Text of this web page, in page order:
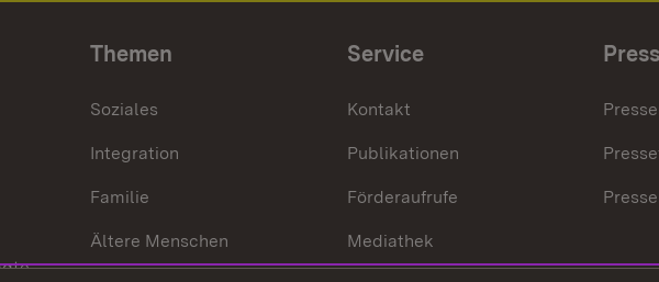
Themen
Soziales
Integration
Familie
Ältere Menschen
Service
Kontakt
Publikationen
Förderaufrufe
Mediathek